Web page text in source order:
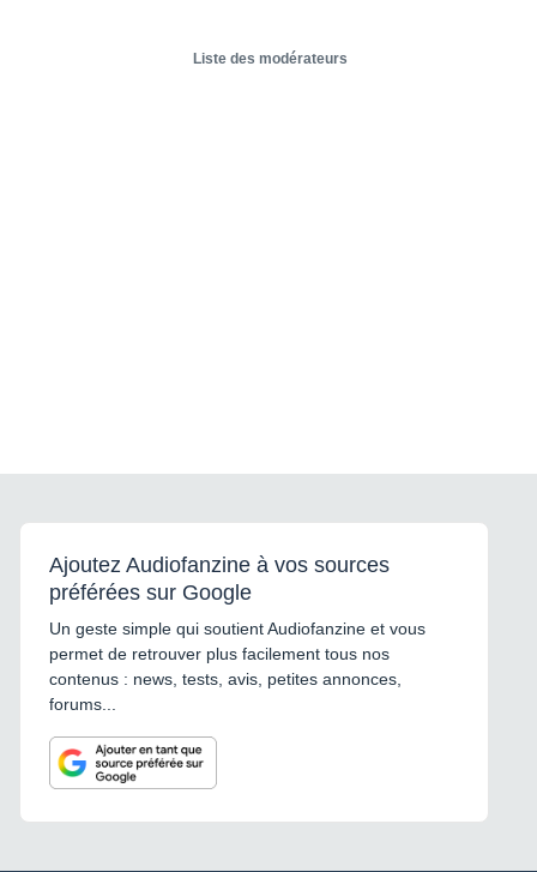
Liste des modérateurs
Ajoutez Audiofanzine à vos sources
préférées sur Google
Un geste simple qui soutient Audiofanzine et vous
permet de retrouver plus facilement tous nos
contenus : news, tests, avis, petites annonces,
forums...